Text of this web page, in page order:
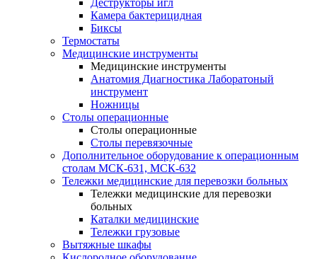
Деструкторы игл
Камера бактерицидная
Биксы
Термостаты
Медицинские инструменты
Медицинские инструменты
Анатомия Диагностика Лаборатоный
инструмент
Ножницы
Столы операционные
Столы операционные
Столы перевязочные
Дополнительное оборудование к операционным
столам МСК-631, МСК-632
Тележки медицинские для перевозки больных
Тележки медицинские для перевозки
больных
Каталки медицинские
Тележки грузовые
Вытяжные шкафы